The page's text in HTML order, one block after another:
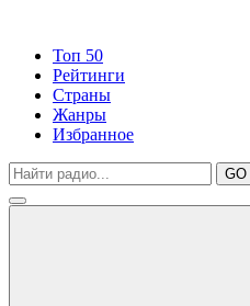
Топ 50
Рейтинги
Страны
Жанры
Избранное
GO